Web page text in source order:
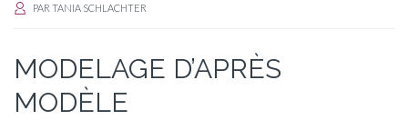
PAR TANIA SCHLACHTER
MODELAGE D’APRÈS
MODÈLE